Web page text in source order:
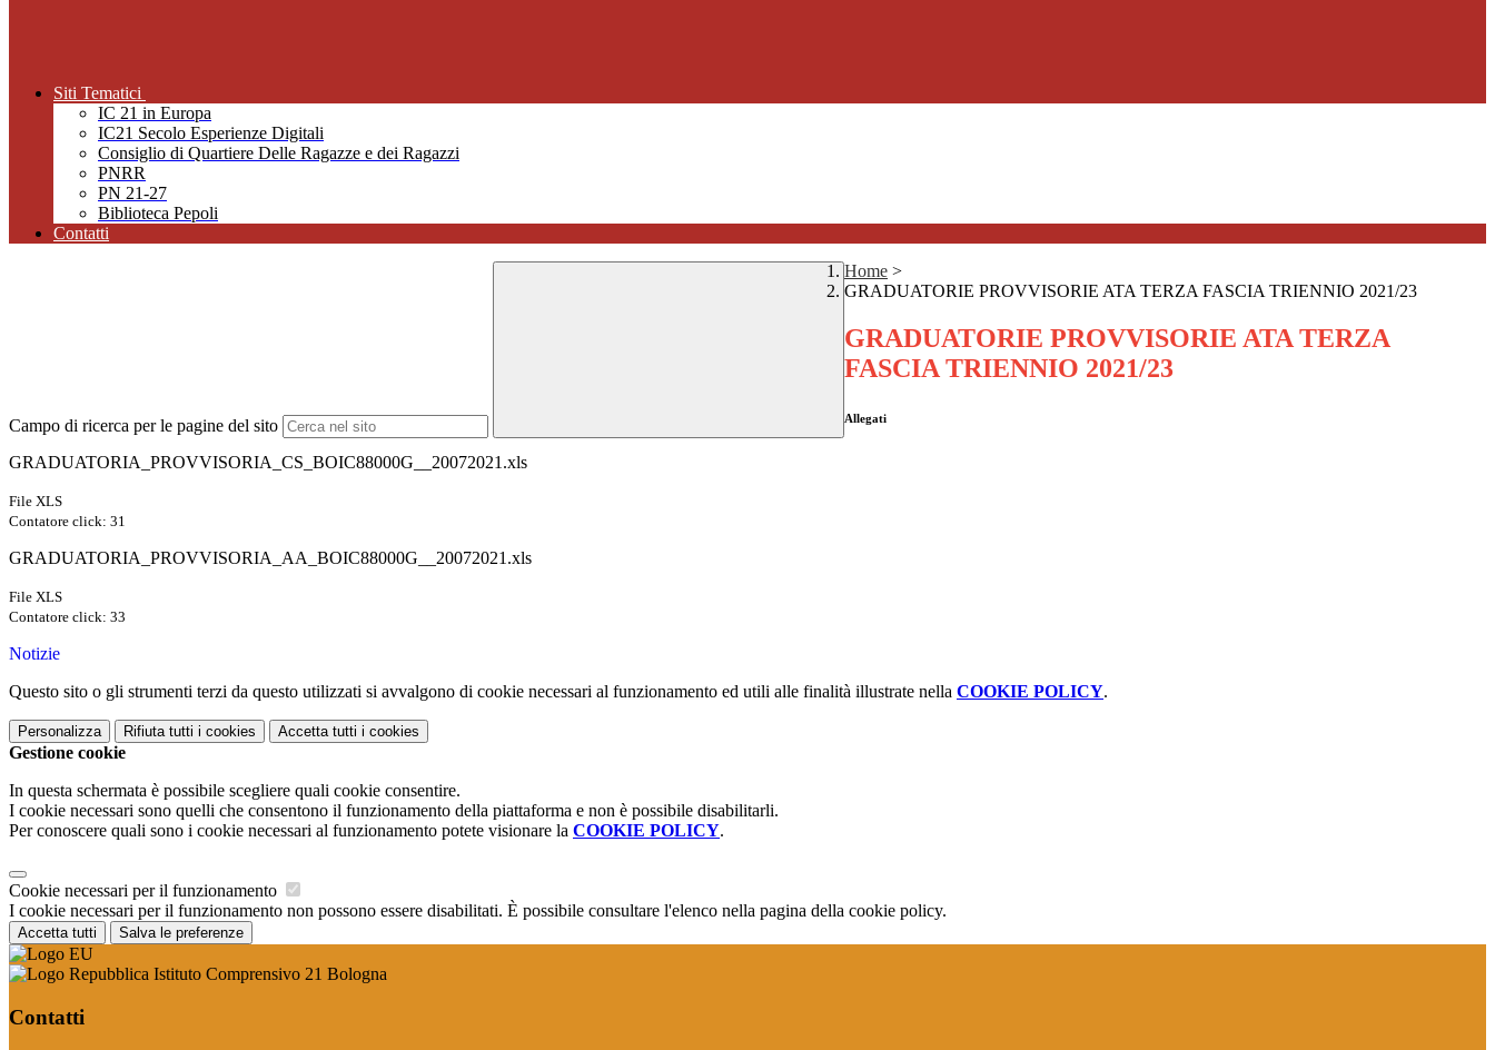
Siti Tematici
IC 21 in Europa
IC21 Secolo Esperienze Digitali
Consiglio di Quartiere Delle Ragazze e dei Ragazzi
PNRR
PN 21-27
Biblioteca Pepoli
Contatti
Campo di ricerca per le pagine del sito
Home >
GRADUATORIE PROVVISORIE ATA TERZA FASCIA TRIENNIO 2021/23
GRADUATORIE PROVVISORIE ATA TERZA
FASCIA TRIENNIO 2021/23
Allegati
GRADUATORIA_PROVVISORIA_CS_BOIC88000G__20072021.xls
File XLS
Contatore click: 31
GRADUATORIA_PROVVISORIA_AA_BOIC88000G__20072021.xls
File XLS
Contatore click: 33
Notizie
Questo sito o gli strumenti terzi da questo utilizzati si avvalgono di cookie necessari al funzionamento ed utili alle finalità illustrate nella COOKIE POLICY.
Personalizza Rifiuta tutti i cookies Accetta tutti i cookies
Gestione cookie
In questa schermata è possibile scegliere quali cookie consentire.
I cookie necessari sono quelli che consentono il funzionamento della piattaforma e non è possibile disabilitarli.
Per conoscere quali sono i cookie necessari al funzionamento potete visionare la COOKIE POLICY.
Cookie necessari per il funzionamento
I cookie necessari per il funzionamento non possono essere disabilitati. È possibile consultare l'elenco nella pagina della cookie policy.
Accetta tutti Salva le preferenze
Istituto Comprensivo 21 Bologna
Contatti